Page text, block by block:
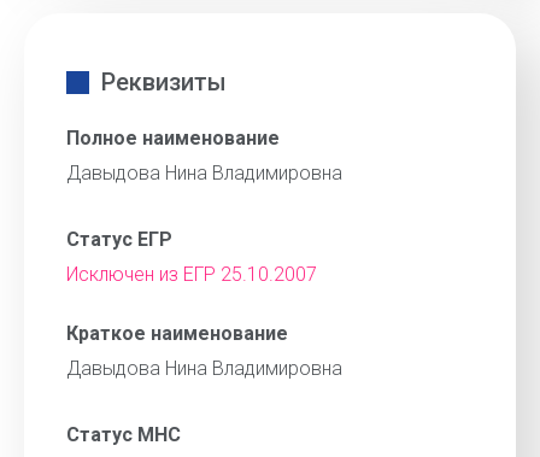
Реквизиты
Полное наименование
Давыдова Нина Владимировна
Статус ЕГР
Исключен из ЕГР 25.10.2007
Краткое наименование
Давыдова Нина Владимировна
Статус МНС